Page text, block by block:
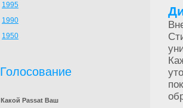
1995
1990
1950
Голосование
Какой Passat Ваш